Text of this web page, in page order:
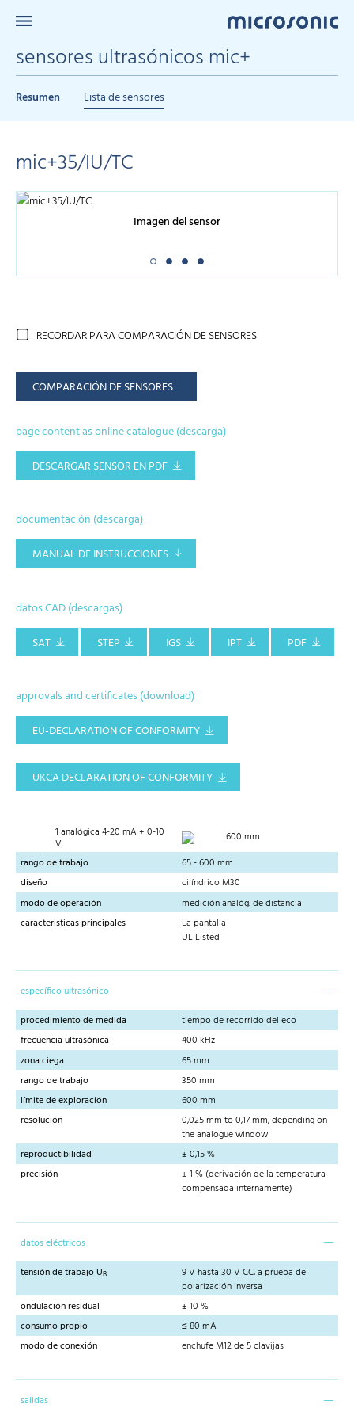
sensores ultrasónicos mic+
Resumen Lista de sensores
mic+35/IU/TC
Imagen del sensor
RECORDAR PARA COMPARACIÓN DE SENSORES
COMPARACIÓN DE SENSORES
page content as online catalogue (descarga)
DESCARGAR SENSOR EN PDF
documentación (descarga)
MANUAL DE INSTRUCCIONES
datos CAD (descargas)
SAT
STEP IGS IPT PDF
approvals and certificates (download)
EU-DECLARATION OF CONFORMITY
UKCA DECLARATION OF CONFORMITY
1 analógica 4-20 mA + 0-10
V
600 mm
rango de trabajo
65 - 600 mm
diseño
cilíndrico M30
modo de operación
medición analóg. de distancia
caracteristicas principales
La pantalla
UL Listed
específico ultrasónico
procedimiento de medida
tiempo de recorrido del eco
frecuencia ultrasónica
400 kHz
zona ciega
65 mm
rango de trabajo
350 mm
límite de exploración
600 mm
resolución
0,025 mm to 0,17 mm, depending on
the analogue window
reproductibilidad
± 0,15 %
precisión
± 1 % (derivación de la temperatura
compensada internamente)
datos eléctricos
tensión de trabajo UB
9 V hasta 30 V CC, a prueba de
polarización inversa
ondulación residual
± 10 %
consumo propio
≤ 80 mA
modo de conexión
enchufe M12 de 5 clavijas
salidas